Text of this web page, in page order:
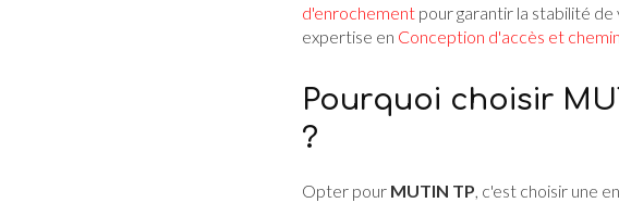
d'enrochement pour garantir la stabilité
expertise en Conception d'accès et
Pourquoi choisir
?
Opter pour MUTIN TP, c'est choisir une